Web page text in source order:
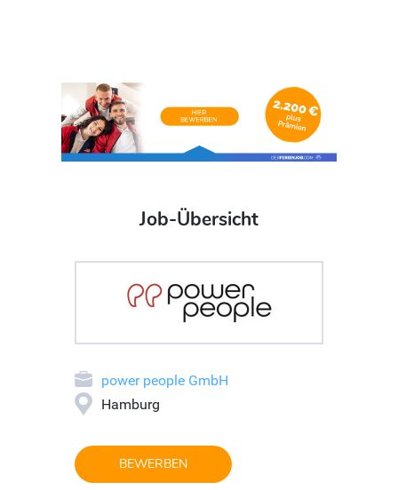
Job-Übersicht
power people GmbH
Hamburg
BEWERBEN